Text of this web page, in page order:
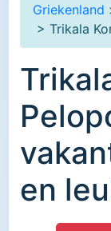
Griekenland
> Trikala
en